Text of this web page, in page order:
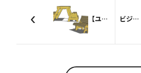
‹ 【ユーザー投稿】トランスフォーマーベンチ2×4再 ビジネスフェア中四国2018に出展します！